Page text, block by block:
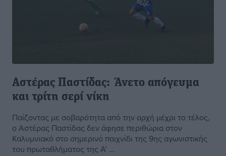
Αστέρας Παστίδας: Άνετο απόγευμα
και τρίτη σερί νίκη
Παίζοντας με σοβαρότητα από την αρχή μέχρι το τέλος,
ο Αστέρας Παστίδας δεν άφησε περιθώρια στον
Καλυμνιακό στο σημερινό παιχνίδι της 9ης αγωνιστικής
του πρωταθλήματος της Α’ ...